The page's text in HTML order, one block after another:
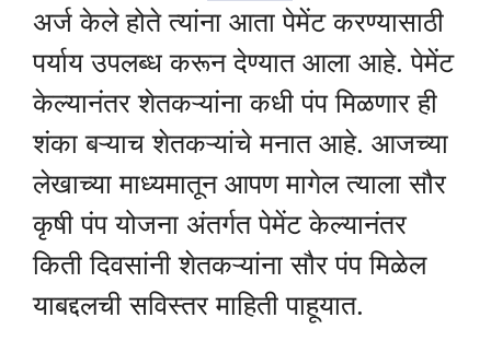
अर्ज केले होते त्यांना आता पेमेंट करण्यासाठी
पर्याय उपलब्ध करून देण्यात आला आहे. पेमेंट
केल्यानंतर शेतकऱ्यांना कधी पंप मिळणार ही
शंका बऱ्याच शेतकऱ्यांचे मनात आहे. आजच्या
लेखाच्या माध्यमातून आपण मागेल त्याला सौर
कृषी पंप योजना अंतर्गत पेमेंट केल्यानंतर
किती दिवसांनी शेतकऱ्यांना सौर पंप मिळेल
याबद्दलची सविस्तर माहिती पाहूयात.